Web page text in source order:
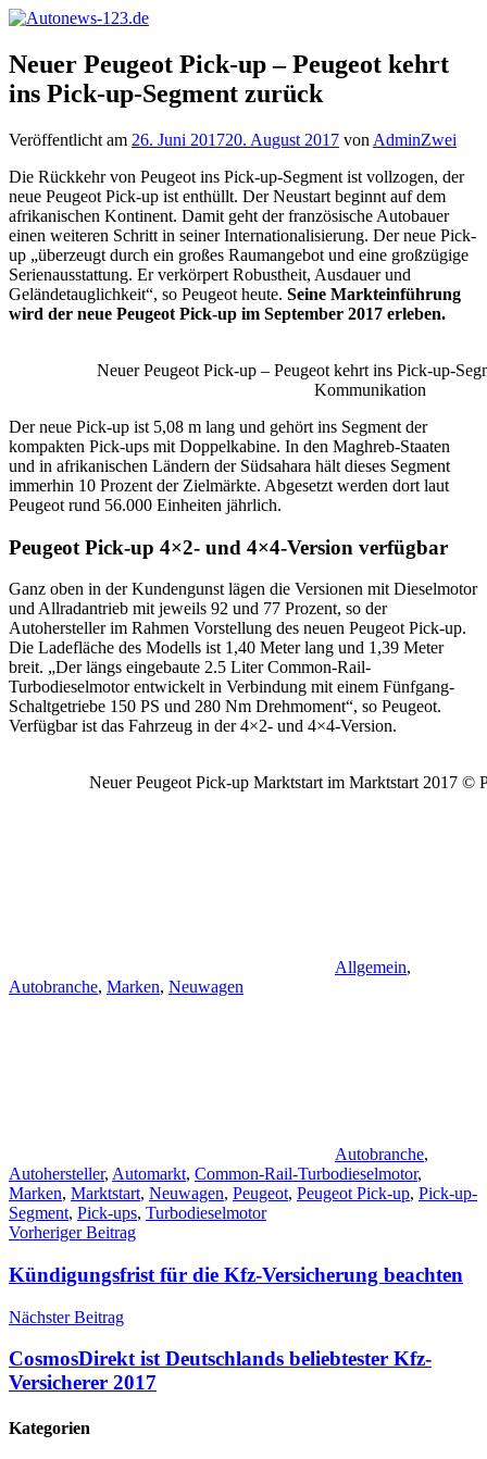
Zum
springen
Autonews-
123.de
Autonews
mit
Charme
Neuer Peugeot Pick-up – Peugeot kehrt
ins Pick-up-Segment zurück
Veröffentlicht am 26. Juni 201720. August 2017 von AdminZwei
Die Rückkehr von Peugeot ins Pick-up-Segment ist vollzogen, der
neue Peugeot Pick-up ist enthüllt. Der Neustart beginnt auf dem
afrikanischen Kontinent. Damit geht der französische Autobauer
einen weiteren Schritt in seiner Internationalisierung. Der neue Pick-
up „überzeugt durch ein großes Raumangebot und eine großzügige
Serienausstattung. Er verkörpert Robustheit, Ausdauer und
Geländetauglichkeit“, so Peugeot heute. Seine Markteinführung
wird der neue Peugeot Pick-up im September 2017 erleben.
Neuer Peugeot Pick-up – Peugeot kehrt ins Pick-up-
Kommunikation
Der neue Pick-up ist 5,08 m lang und gehört ins Segment der
kompakten Pick-ups mit Doppelkabine. In den Maghreb-Staaten
und in afrikanischen Ländern der Südsahara hält dieses Segment
immerhin 10 Prozent der Zielmärkte. Abgesetzt werden dort laut
Peugeot rund 56.000 Einheiten jährlich.
Peugeot Pick-up 4×2- und 4×4-Version verfügbar
Ganz oben in der Kundengunst lägen die Versionen mit Dieselmotor
und Allradantrieb mit jeweils 92 und 77 Prozent, so der
Autohersteller im Rahmen Vorstellung des neuen Peugeot Pick-up.
Die Ladefläche des Modells ist 1,40 Meter lang und 1,39 Meter
breit. „Der längs eingebaute 2.5 Liter Common-Rail-
Turbodieselmotor entwickelt in Verbindung mit einem Fünfgang-
Schaltgetriebe 150 PS und 280 Nm Drehmoment“, so Peugeot.
Verfügbar ist das Fahrzeug in der 4×2- und 4×4-Version.
Neuer Peugeot Pick-up Marktstart im Marktstart 2017 ©
Allgemein,
Autobranche, Marken, Neuwagen
Autobranche,
Autohersteller, Automarkt, Common-Rail-Turbodieselmotor,
Marken, Marktstart, Neuwagen, Peugeot, Peugeot Pick-up, Pick-up-
Segment, Pick-ups, Turbodieselmotor
Beitragsnavigation
Vorheriger Beitrag
Kündigungsfrist für die Kfz-Versicherung beachten
Nächster Beitrag
CosmosDirekt ist Deutschlands beliebtester Kfz-
Versicherer 2017
Kategorien